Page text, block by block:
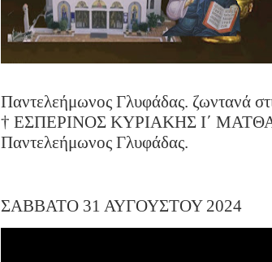
Παντελεήμωνος Γλυφάδας. ζωντανά
† ΕΣΠΕΡΙΝΟΣ ΚΥΡΙΑΚΗΣ Ι΄
Παντελεήμωνος Γλυφάδας.
ΣΑΒΒΑΤΟ 31 ΑΥΓΟΥΣΤΟΥ 2024